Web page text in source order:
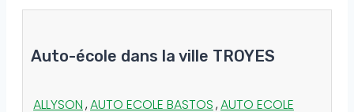
Auto-école dans la ville TROYES
ALLYSON,AUTO ECOLE BASTOS,AUTO ECOLE